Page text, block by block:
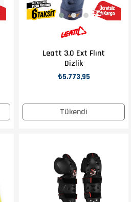
Tükendi
Leatt 3.0 Ext Flınt
Dizlik
₺5.773,95